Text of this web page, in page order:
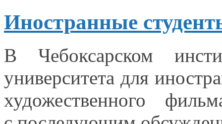
Иностранные
В Чебоксарском
университета для
художественного